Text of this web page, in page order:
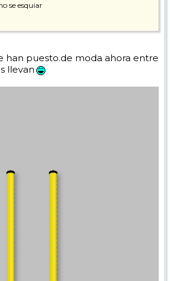
se esquiar
han puesto.de moda ahora entre
llevan